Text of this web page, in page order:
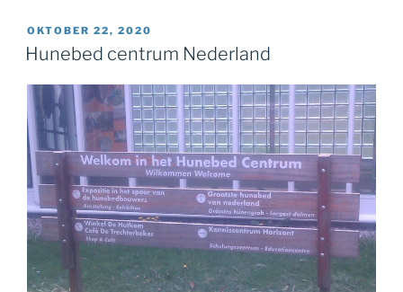
GEPLAATST
OP
OKTOBER 22, 2020
Hunebed centrum Nederland